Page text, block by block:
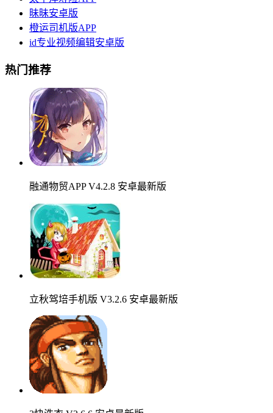
昧昧安卓版
橙运司机版APP
id专业视频编辑安卓版
热门推荐
融通物贸APP V4.2.8 安卓最新版
立秋驾培手机版 V3.2.6 安卓最新版